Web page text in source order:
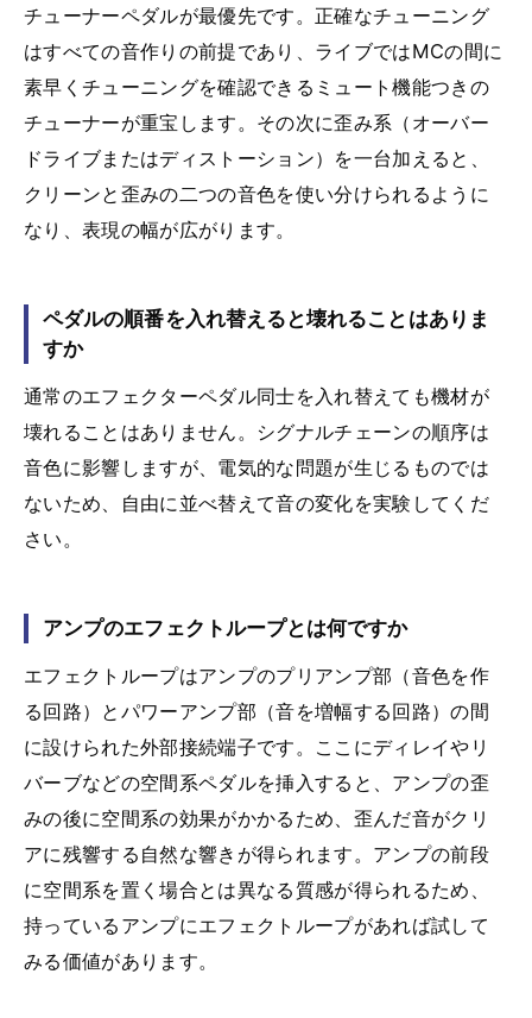
チューナーペダルが最優先です。正確なチューニング
はすべての音作りの前提であり、ライブではMCの間に
素早くチューニングを確認できるミュート機能つきの
チューナーが重宝します。その次に歪み系（オーバー
ドライブまたはディストーション）を一台加えると、
クリーンと歪みの二つの音色を使い分けられるように
なり、表現の幅が広がります。
ペダルの順番を入れ替えると壊れることはありま
すか
通常のエフェクターペダル同士を入れ替えても機材が
壊れることはありません。シグナルチェーンの順序は
音色に影響しますが、電気的な問題が生じるものでは
ないため、自由に並べ替えて音の変化を実験してくだ
さい。
アンプのエフェクトループとは何ですか
エフェクトループはアンプのプリアンプ部（音色を作
る回路）とパワーアンプ部（音を増幅する回路）の間
に設けられた外部接続端子です。ここにディレイやリ
バーブなどの空間系ペダルを挿入すると、アンプの歪
みの後に空間系の効果がかかるため、歪んだ音がクリ
アに残響する自然な響きが得られます。アンプの前段
に空間系を置く場合とは異なる質感が得られるため、
持っているアンプにエフェクトループがあれば試して
みる価値があります。